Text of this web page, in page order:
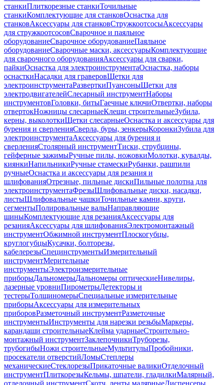
станкиПлиткорезные станкиТочильные
станкиКомплектующие для станковОснастка для
станковАксессуары для станковСтружкоотсосыАксессуары
для стружкоотсосовСварочное и паяльное
оборудованиеСварочное оборудованиеПаяльное
оборудованиеСварочные маски, аксессуарыКомплектующие
для сварочного оборудованияАксессуары для сварки,
пайкиОснастка для электроинструментаОснастка, наборы
оснасткиНасадки для граверовЩетки для
электроинструментаРазверткиПуансоныЩетки для
электродвигателейСлесарный инструментНаборы
инструментовГоловки, битыГаечные ключиОтвертки, наборы
отвертокНожницы слесарныеКлещи строительныеЗубила,
керны, выколоткиЩетки слесарныеОснастка и аксессуары для
бурения и сверленияСверла, буры, зенкерыКоронкиЗубила для
электроинструментаАксессуары для бурения и
сверленияСтолярный инструментТиски, струбцины,
гейферные зажимыРучные пилы, ножовкиМолотки, кувалды,
киянкиНапильникиРучные стамескиРубанки, рашпили
ручныеОснастка и аксессуары для резания и
шлифованияОтрезные, пильные дискиПильные полотна для
электроинструментаФрезыШлифовальные диски, насадки,
листыШлифовальные чашкиТочильные камни, круги,
сегментыПолировальные валыНаправляющие
шиныКомплектующие для резанияАксессуары для
резанияАксессуары для шлифованияЭлектромонтажный
инструментОбжимной инструментПлоскогубцы,
круглогубцыКусачки, болторезы,
кабелерезыСпецинструментыИзмерительный
инструментМерительные
инструментыЭлектроизмерительные
приборыДальномерыДальномеры оптическиеНивелиры,
лазерные уровниПирометрыДетекторы и
тестерыТолщиномерыСпециальные измерительные
приборыАксессуары для измерительных
приборовРазметочный инструментРазметочные
инструментыИнструменты для нарезки резьбыМаркеры,
карандаши строительныеКлейма ударныеСтроительно-
монтажный инструментЗаклепочникиТруборезы,
трубогибыНожи строительныеМультитулыПробойники,
просекатели отверстийЛомыСтеплеры
механическиеСтеклорезыПрикаточные валикиОтделочный
инструментПлиткорезыКельмы, шпатели, гладилкиМалярный,
отделочный инструментСкотч, ленты малярныеДиспенсеры